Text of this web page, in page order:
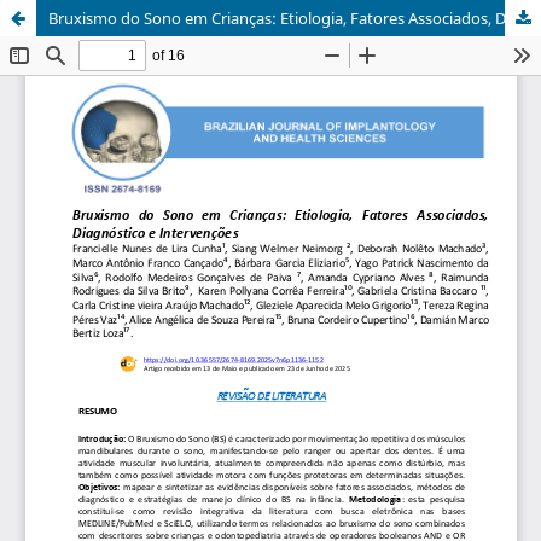
Bruxismo do Sono em Crianças: Etiologia, Fatores Associados, Diagnóstico e Intervenções